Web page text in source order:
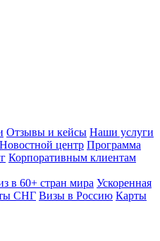
Отзывы и кейсы Наши услуги
Новостной центр Программа
Корпоративным клиентам
в 60+ стран мира Ускоренная
СНГ Визы в Россию Карты